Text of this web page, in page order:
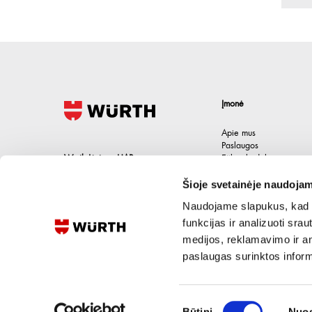
Šioje svetainėje
Naudojame slapukus,
funkcijas ir analizuoti
medijos, reklamavimo ir
paslaugas surinktos
Wurth Lietuva UAB
Lietuva
Įmonė
Apie mus
Paslaugos
Etikos kodeksas
Kontaktai